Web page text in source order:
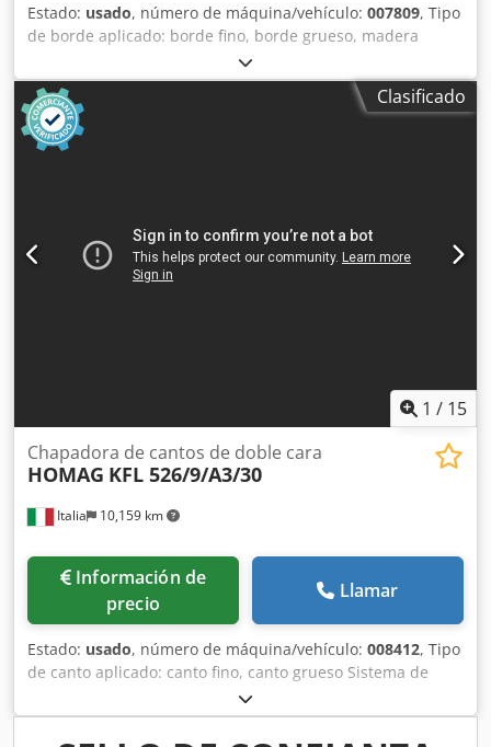
Estado: usado, número de máquina/vehículo: 007809, Tipo
de borde aplicado: borde fino, borde grueso, madera
maciza Sistema adhesivo: EVA, PUR Encoladora de cantos:
Máquina 1 Cjdpfx Aqsyhbn Delorf Máx. Ancho del panel:
1200 mm Máx. velocidad de avance: 40 m/min Unidades
de trabajo, lado derecho: 8 no. Unidades de trabajo, lado
izquierdo: 8 no.
Clasificado
1 / 15
Italia 10,159 km
Chapadora de cantos de doble cara
HOMAG KFL 526/9/A3/30
Información de
precio
Llamar
Estado: usado, número de máquina/vehículo: 008412, Tipo
de canto aplicado: canto fino, canto grueso Sistema de
encolado: PUR Agregado multifuncional: sí Chapeadora de
cantos: máquina 1 y 2 Velocidad máxima de avance: 40
m/min Crodpfxsyilxms Aqlef Unidades de trabajo, lado